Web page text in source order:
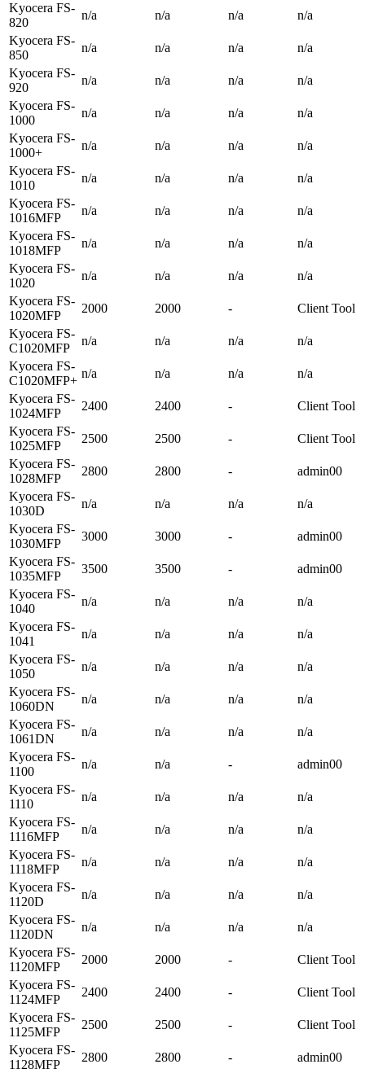
Kyocera FS-
820
n/a n/a n/a
n/a
Kyocera FS-
850
n/a n/a n/a
n/a
Kyocera FS-
920
n/a n/a n/a
n/a
Kyocera FS-
1000
n/a n/a n/a
n/a
Kyocera FS-
1000+
n/a n/a n/a
n/a
Kyocera FS-
1010
n/a n/a n/a
n/a
Kyocera FS-
1016MFP
n/a n/a n/a
n/a
Kyocera FS-
1018MFP
n/a n/a n/a
n/a
Kyocera FS-
1020
n/a n/a n/a
n/a
Kyocera FS-
1020MFP
2000 2000 -
Client Tool
Kyocera FS-
C1020MFP
n/a n/a n/a
n/a
Kyocera FS-
C1020MFP+
n/a n/a n/a
n/a
Kyocera FS-
1024MFP
2400 2400 -
Client Tool
Kyocera FS-
1025MFP
2500 2500 -
Client Tool
Kyocera FS-
1028MFP
2800 2800 -
admin00
Kyocera FS-
1030D
n/a n/a n/a
n/a
Kyocera FS-
1030MFP
3000 3000 -
admin00
Kyocera FS-
1035MFP
3500 3500 -
admin00
Kyocera FS-
1040
n/a n/a n/a
n/a
Kyocera FS-
1041
n/a n/a n/a
n/a
Kyocera FS-
1050
n/a n/a n/a
n/a
Kyocera FS-
1060DN
n/a n/a n/a
n/a
Kyocera FS-
1061DN
n/a n/a n/a
n/a
Kyocera FS-
1100
n/a n/a -
admin00
Kyocera FS-
1110
n/a n/a n/a
n/a
Kyocera FS-
1116MFP
n/a n/a n/a
n/a
Kyocera FS-
1118MFP
n/a n/a n/a
n/a
Kyocera FS-
1120D
n/a n/a n/a
n/a
Kyocera FS-
1120DN
n/a n/a n/a
n/a
Kyocera FS-
1120MFP
2000 2000 -
Client Tool
Kyocera FS-
1124MFP
2400 2400 -
Client Tool
Kyocera FS-
1125MFP
2500 2500 -
Client Tool
Kyocera FS-
1128MFP
2800 2800 - admin00